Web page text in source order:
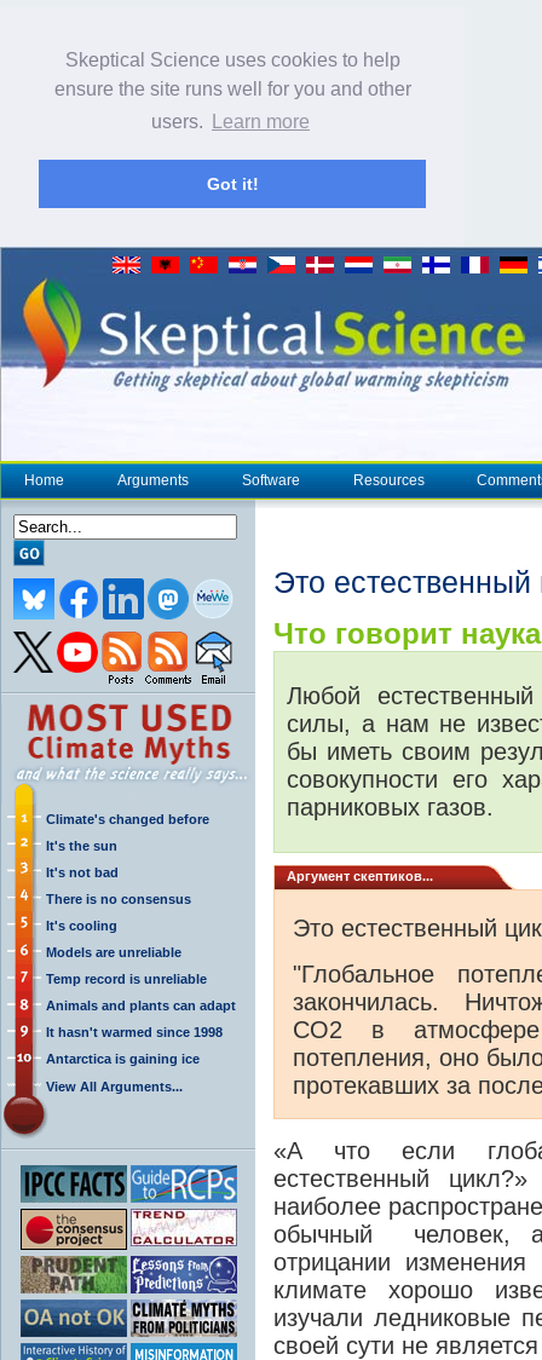
Skeptical Science uses cookies to help
ensure the site runs well for you and other
users.
Learn more
Got it!
Home Arguments Software Resources
Climate's changed before
It's the sun
It's not bad
There is no consensus
It's cooling
Models are unreliable
Temp record is unreliable
Animals and plants can adapt
It hasn't warmed since 1998
Antarctica is gaining ice
View All Arguments...
Это естественный
Что говорит
Любой
силы, а нам не
бы иметь своим
совокупности его
парниковых газов.
Аргумент скептиков...
Это естественный
"Глобальное
закончилась.
СО2 в
потепления, оно
протекавших за
«А что если
естественный
наиболее
обычный человек,
отрицании
климате хорошо
изучали ледниковые
своей сути не